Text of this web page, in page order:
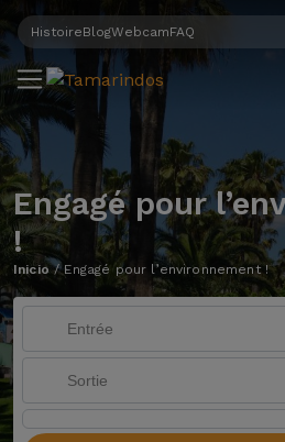
HistoireBlogWebcamFAQ
Engagé pour
!
Inicio/ Engagé pour l’environnement !